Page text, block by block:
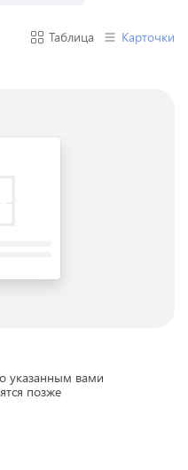
Таблица Карточки
указанным вами
позже